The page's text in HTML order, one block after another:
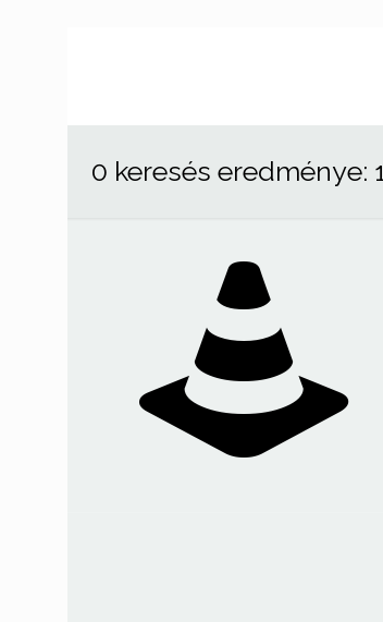
0 keresés eredménye: